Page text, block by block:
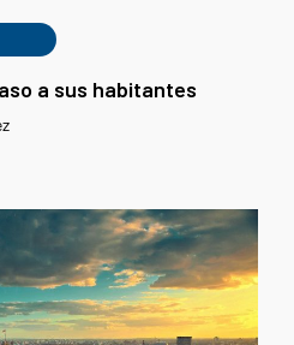
a sus habitantes